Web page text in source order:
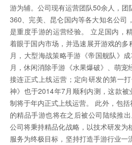
游为辅。公司现有运营团队50余人，团
360、完美、昆仑国内等各大知名公司
是重度手游的运营经验。 立足国内，
着眼于国内市场，并迅速展开游戏的
月，大型海战策略手游《帝国舰队》
月，休闲消除手游《水果爆破》、萌宠
接连正式上线运营；定向研发的第一
神》也于2014年7月顺利内测，这款
制将于年内正式上线运营。 此外，包
的精品手游也将在之后被公司陆续推
公司将秉持精品化战略，以技术研发为
服务为终极目标，坚持打造手游行业一